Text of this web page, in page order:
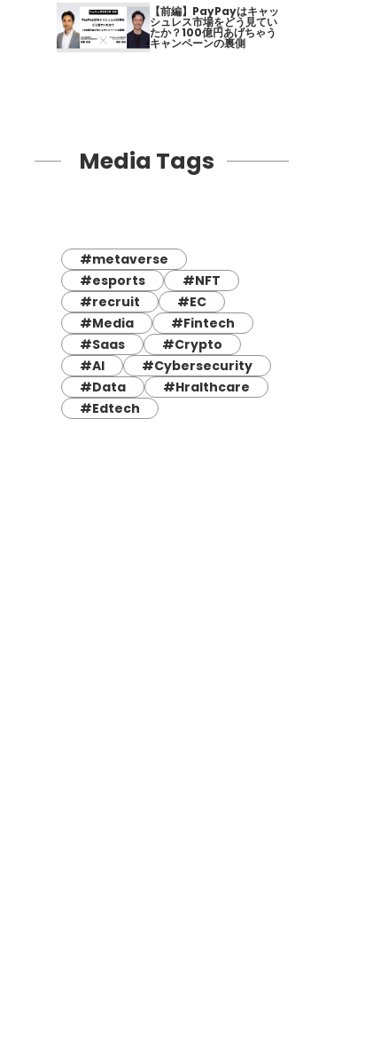
【前編】PayPayはキャッ
シュレス市場をどう見てい
たか？100億円あげちゃう
キャンペーンの裏側
Media Tags
#metaverse
#esports
#NFT
#recruit
#EC
#Media
#Fintech
#Saas
#Crypto
#AI
#Cybersecurity
#Data
#Hralthcare
#Edtech